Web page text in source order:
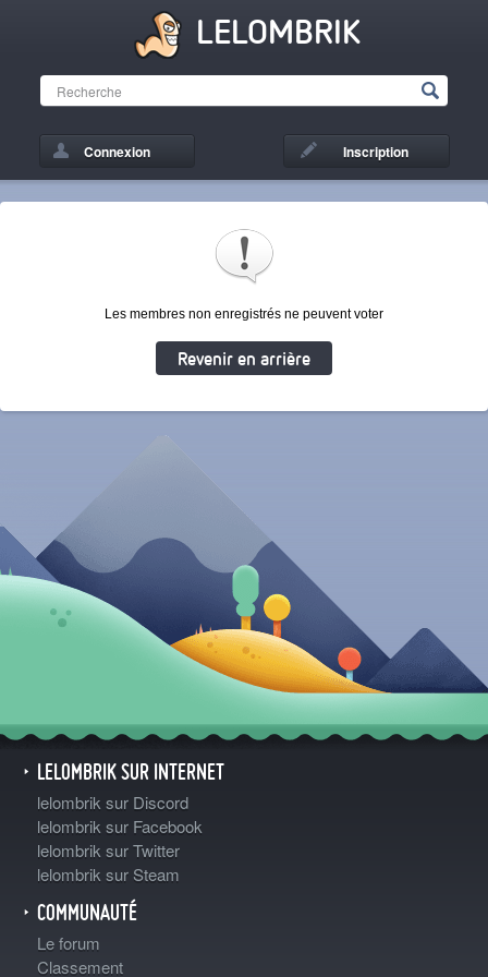
LELOMBRIK
Connexion Inscription
Les membres non enregistrés ne peuvent voter
Revenir en arrière
LELOMBRIK SUR INTERNET
lelombrik sur Discord
lelombrik sur Facebook
lelombrik sur Twitter
lelombrik sur Steam
COMMUNAUTÉ
Le forum
Classement